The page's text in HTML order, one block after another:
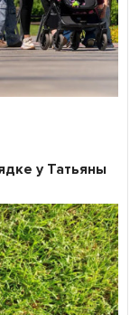
у Татьяны